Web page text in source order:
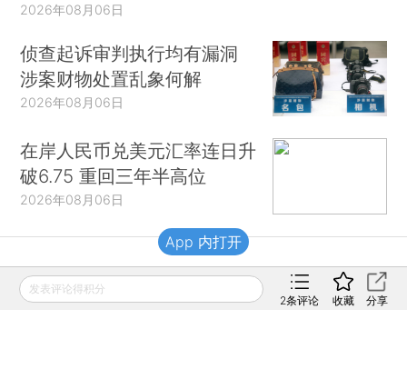
2026年08月06日
侦查起诉审判执行均有漏洞
涉案财物处置乱象何解
2026年08月06日
在岸人民币兑美元汇率连日升
破6.75 重回三年半高位
2026年08月06日
财新移动
发表评论得积分
2条评论 收藏 分享
App 内打开